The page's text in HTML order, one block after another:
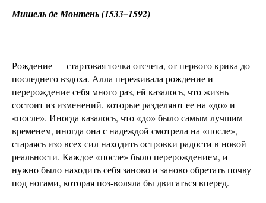
Мишель де Монтень (1533–1592)
Рождение — стартовая точка отсчета, от первого крика до
последнего вздоха. Алла переживала рождение и
перерождение себя много раз, ей казалось, что жизнь
состоит из изменений, которые разделяют ее на «до» и
«после». Иногда казалось, что «до» было самым лучшим
временем, иногда она с надеждой смотрела на «после»,
стараясь изо всех сил находить островки радости в новой
реальности. Каждое «после» было перерождением, и
нужно было находить себя заново и заново обретать почву
под ногами, которая поз-воляла бы двигаться вперед.